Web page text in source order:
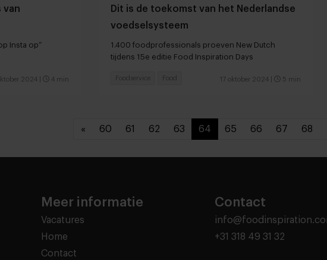
van
Insta op”
2024 4 min
Dit is de toekomst van het Nederlandse
voedselsysteem
1.400 foodprofessionals proeven New Dutch
tijdens 15e editie Food Inspiration Days
17 oktober 2024 5 min
Foodservice Food
« 60 61 62 63 64 65 66 67 68
Meer informatie
Vacatures
Home
Contact
Contact
+31 318 49 31 32